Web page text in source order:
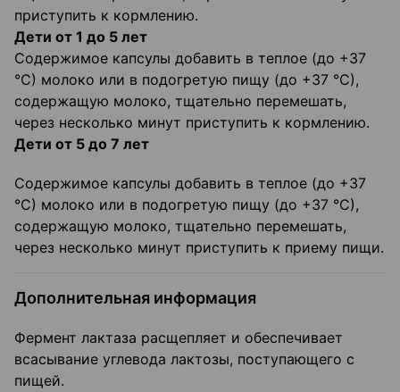
приступить к кормлению.
Дети от 1 до 5 лет
Содержимое капсулы добавить в теплое (до +37
°С) молоко или в подогретую пищу (до +37 °С),
содержащую молоко, тщательно перемешать,
через несколько минут приступить к кормлению.
Дети от 5 до 7 лет
Содержимое капсулы добавить в теплое (до +37
°С) молоко или в подогретую пищу (до +37 °С),
содержащую молоко, тщательно перемешать,
через несколько минут приступить к приему пищи.
Дополнительная информация
Фермент лактаза расщепляет и обеспечивает
всасывание углевода лактозы, поступающего с
пищей.